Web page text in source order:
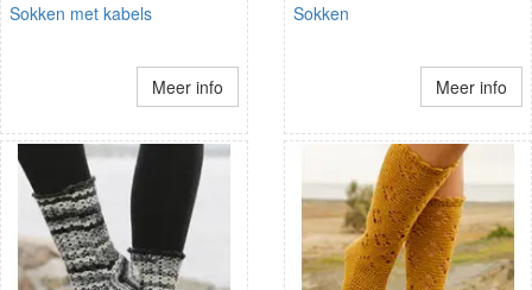
Sokken met kabels
Meer info
Sokken
Meer info